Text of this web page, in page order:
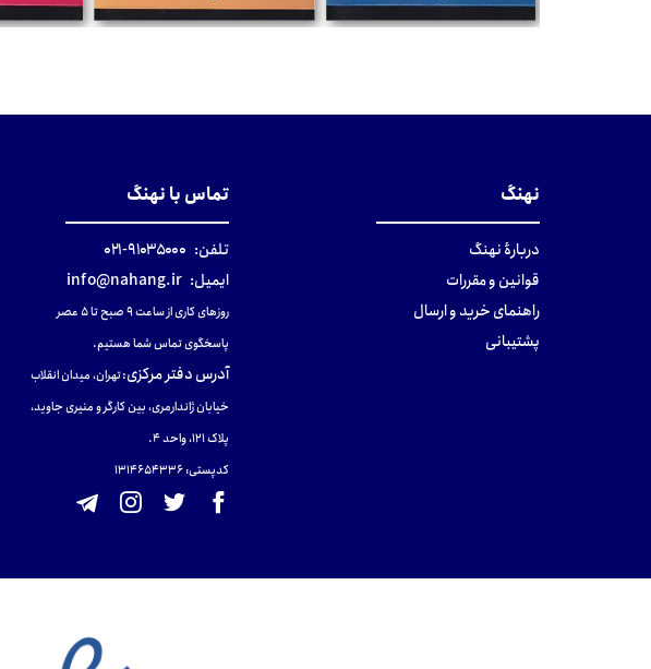
نهنگ
دربارهٔ نهنگ
قوانین و مقررات
راهنمای خرید و ارسال
پشتیبانی
تماس با نهنگ
تلفن: ۹۱۰۳۵۰۰۰-۰۲۱
ایمیل: info@nahang.ir
روزهای کاری از ساعت ۹ صبح تا ۵ عصر
پاسخگوی تماس شما هستیم.
آدرس دفتر مرکزی:تهران، میدان انقلاب
خیابان ژاندارمری، بین کارگر و منیری جاوید،
پلاک 121، واحد ۴.
کدپستی: 131465433۶